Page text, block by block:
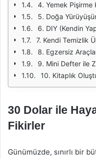
4. Yemek Pişirme
5. Doğa
6. DIY (Kendin
7. Kendi Temizlik
8. Egzersiz
9. Mini Defter ile
10. Kitaplık
30 Dolar ile
Fikirler
Günümüzde, sınırlı bir